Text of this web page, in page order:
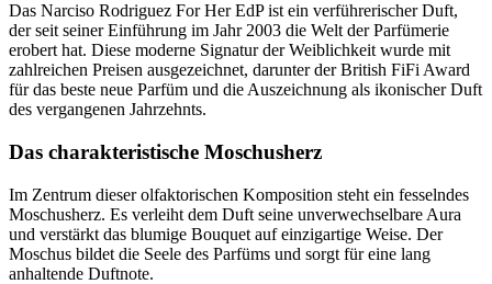
Das Narciso Rodriguez For Her EdP ist ein verführerischer Duft,
der seit seiner Einführung im Jahr 2003 die Welt der Parfümerie
erobert hat. Diese moderne Signatur der Weiblichkeit wurde mit
zahlreichen Preisen ausgezeichnet, darunter der British FiFi Award
für das beste neue Parfüm und die Auszeichnung als ikonischer Duft
des vergangenen Jahrzehnts.
Das charakteristische Moschusherz
Im Zentrum dieser olfaktorischen Komposition steht ein fesselndes
Moschusherz. Es verleiht dem Duft seine unverwechselbare Aura
und verstärkt das blumige Bouquet auf einzigartige Weise. Der
Moschus bildet die Seele des Parfüms und sorgt für eine lang
anhaltende Duftnote.